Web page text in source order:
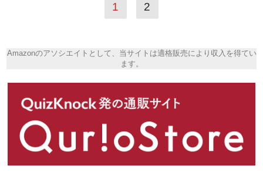
1 2
Amazonのアソシエイトとして、当サイトは適格販売により収入を得てい
ます。